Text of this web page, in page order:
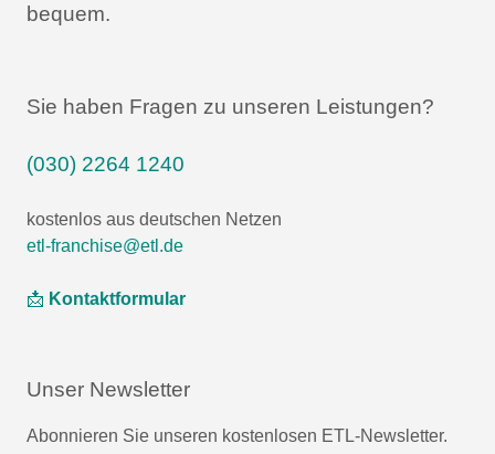
bequem.
Sie haben Fragen zu unseren Leistungen?
(030) 2264 1240
kostenlos aus deutschen Netzen
etl-franchise@etl.de
📩 Kontaktformular
Unser Newsletter
Abonnieren Sie unseren kostenlosen ETL-Newsletter.